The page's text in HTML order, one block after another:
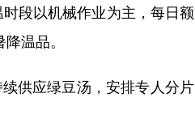
段以机械作业为主，每日额
温品。
供应绿豆汤，安排专人分片